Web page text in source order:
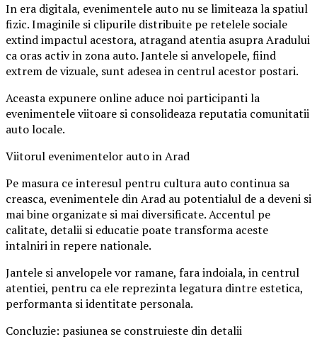
In era digitala, evenimentele auto nu se limiteaza la spatiul
fizic. Imaginile si clipurile distribuite pe retelele sociale
extind impactul acestora, atragand atentia asupra Aradului
ca oras activ in zona auto. Jantele si anvelopele, fiind
extrem de vizuale, sunt adesea in centrul acestor postari.
Aceasta expunere online aduce noi participanti la
evenimentele viitoare si consolideaza reputatia comunitatii
auto locale.
Viitorul evenimentelor auto in Arad
Pe masura ce interesul pentru cultura auto continua sa
creasca, evenimentele din Arad au potentialul de a deveni si
mai bine organizate si mai diversificate. Accentul pe
calitate, detalii si educatie poate transforma aceste
intalniri in repere nationale.
Jantele si anvelopele vor ramane, fara indoiala, in centrul
atentiei, pentru ca ele reprezinta legatura dintre estetica,
performanta si identitate personala.
Concluzie: pasiunea se construieste din detalii